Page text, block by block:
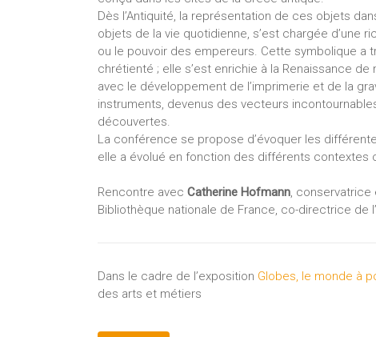
Dès l’Antiquité, la représentation de ces objets
objets de la vie quotidienne, s’est chargée d’une
ou le pouvoir des empereurs. Cette symbolique a
chrétienté ; elle s’est enrichie à la Renaissance
avec le développement de l’imprimerie et de la
instruments, devenus des vecteurs
découvertes.
La conférence se propose d’évoquer les
elle a évolué en fonction des différents contextes
Rencontre avec Catherine Hofmann, conservatrice
Bibliothèque nationale de France, co-directrice de
Dans le cadre de l’exposition Globes, le monde à
des arts et métiers